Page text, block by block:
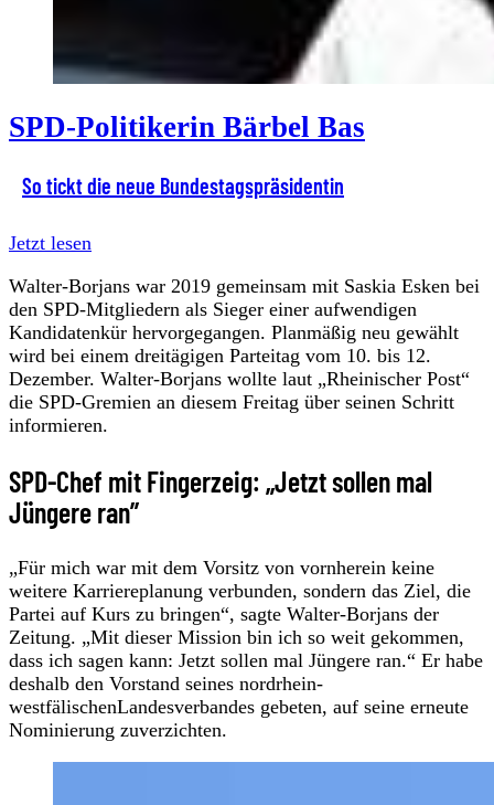
SPD-Politikerin Bärbel Bas
So tickt die neue Bundestagspräsidentin
Jetzt lesen
Walter-Borjans war 2019 gemeinsam mit Saskia Esken bei
den SPD-Mitgliedern als Sieger einer aufwendigen
Kandidatenkür hervorgegangen. Planmäßig neu gewählt
wird bei einem dreitägigen Parteitag vom 10. bis 12.
Dezember. Walter-Borjans wollte laut „Rheinischer Post“
die SPD-Gremien an diesem Freitag über seinen Schritt
informieren.
SPD-Chef mit Fingerzeig: „Jetzt sollen mal
Jüngere ran”
„Für mich war mit dem Vorsitz von vornherein keine
weitere Karriereplanung verbunden, sondern das Ziel, die
Partei auf Kurs zu bringen“, sagte Walter-Borjans der
Zeitung. „Mit dieser Mission bin ich so weit gekommen,
dass ich sagen kann: Jetzt sollen mal Jüngere ran.“ Er habe
deshalb den Vorstand seines nordrhein-
westfälischenLandesverbandes gebeten, auf seine erneute
Nominierung zuverzichten.